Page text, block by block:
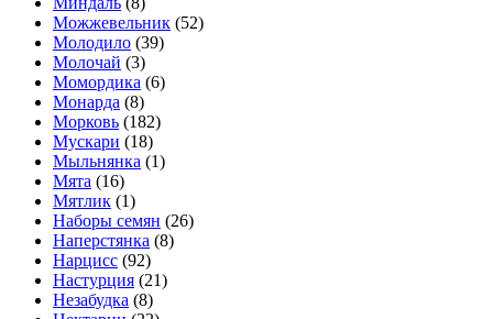
Можжевельник (52)
Молодило (39)
Молочай (3)
Момордика (6)
Монарда (8)
Морковь (182)
Мускари (18)
Мыльнянка (1)
Мята (16)
Мятлик (1)
Наборы семян (26)
Наперстянка (8)
Нарцисс (92)
Настурция (21)
Незабудка (8)